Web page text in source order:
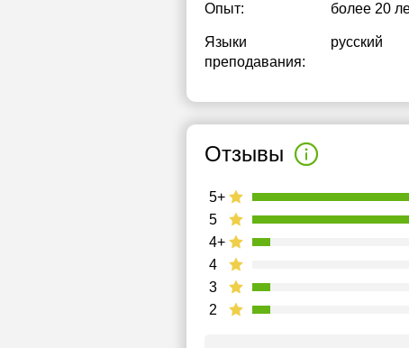
Опыт: более 20
Языки
преподавания:
русский
Отзывы
2
3
4
4+
5
5+